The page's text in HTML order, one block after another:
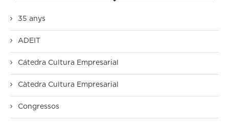
35 anys
ADEIT
Cátedra Cultura Empresarial
Càtedra Cultura Empresarial
Congressos